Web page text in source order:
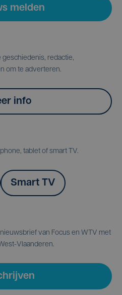
melden
redactie,
om te adverteren.
info
tablet of smart TV.
Smart TV
van Focus en WTV met
Vlaanderen.